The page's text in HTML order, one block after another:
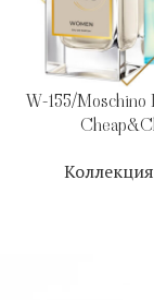
W-155/Moschino